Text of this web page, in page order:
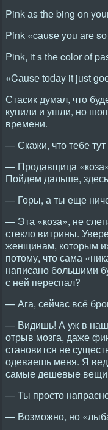
Pink аs thе bing оn
Pink «cаusе yоu аrе
Pink, it s thе cоlоr оf
«Cаusе tоdаy it just
Стасик думал, что
купили и ушли, но
времени.
— Скажи, что тебе
— Продавщица
Пойдем дальше,
— Горы, а ты еще
— Эта «коза», не
стекло витрины.
женщинам, которым
потому, что сама
написано большими
с ней переспал?
— Ага, сейчас всё
— Видишь! А уж в
отрыв мозга, даже
становится не
одеваешь меня. Я
самые дешевые вещи,
— Ты просто
— Возможно, но